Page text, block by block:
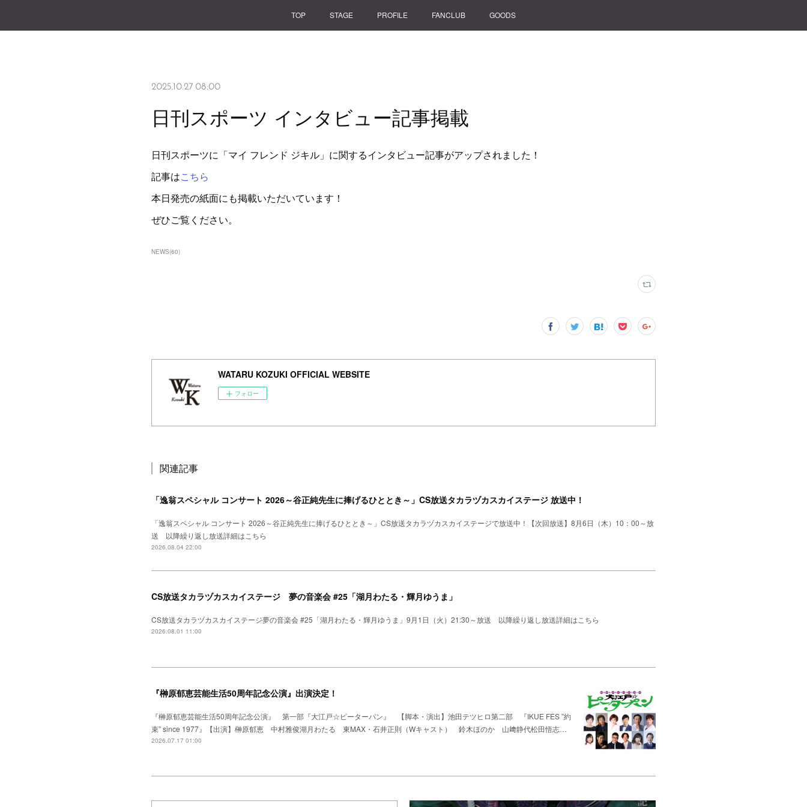
TOP STAGE PROFILE FANCLUB GOODS
2025.10.27 08:00
日刊スポーツ インタビュー記事掲載
日刊スポーツに「マイ フレンド ジキル」に関するインタビュー記事がアップされました！
記事はこちら
本日発売の紙面にも掲載いただいています！
ぜひご覧ください。
NEWS(60)
WATARU KOZUKI OFFICIAL WEBSITE
フォロー
関連記事
「逸翁スペシャル コンサート 2026～谷正純先生に捧げるひととき～」CS放送タカラヅカスカイステージ 放送中！
「逸翁スペシャル コンサート 2026～谷正純先生に捧げるひととき～」CS放送タカラヅカスカイステージで放送中！【次回放送】8月6日（木）10：00～放
送 以降繰り返し放送詳細はこちら
2026.08.04 22:00
CS放送タカラヅカスカイステージ 夢の音楽会 #25「湖月わたる・輝月ゆうま」
CS放送タカラヅカスカイステージ夢の音楽会 #25「湖月わたる・輝月ゆうま」9月1日（火）21:30～放送 以降繰り返し放送詳細はこちら
2026.08.01 11:00
『榊原郁恵芸能生活50周年記念公演』出演決定！
『榊原郁恵芸能生活50周年記念公演』 第一部『大江戸☆ピーターパン』 【脚本・演出】池田テツヒロ第二部 『IKUE FES ”約
束” since 1977』【出演】榊原郁恵 中村雅俊湖月わたる 東MAX・石井正則（Wキャスト） 鈴木ほのか 山﨑静代松田悟志…
2026.07.17 01:00